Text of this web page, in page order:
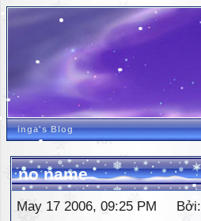
inga's Blog
no name
May 17 2006, 09:25 PM Bởi: